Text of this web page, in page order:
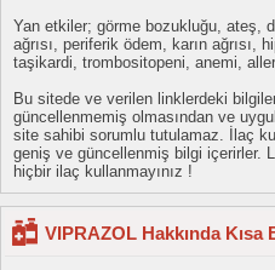
Yan etkiler; görme bozukluğu, ateş,
ağrısı, periferik ödem, karın ağrısı,
taşikardi, trombositopeni, anemi,
Bu sitede ve verilen linklerdeki
güncellenmemiş olmasından ve
site sahibi sorumlu tutulamaz. İlaç
geniş ve güncellenmiş bilgi içerirler.
hiçbir ilaç kullanmayınız !
VIPRAZOL Hakkında Kısa